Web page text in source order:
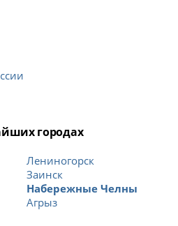
городах
Лениногорск
Заинск
Набережные Челны
Агрыз